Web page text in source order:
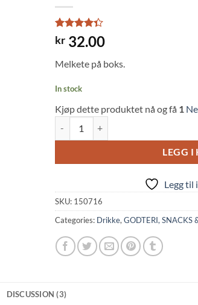
Rated
4.33out
based on
3
ratings
kr32.00
Melkete på boks.
In stock
Kjøp dette produktet nå og få 1
LEGG I
Legg til
SKU: 150716
Categories: Drikke, GODTERI, SNACKS
DISCUSSION (3)